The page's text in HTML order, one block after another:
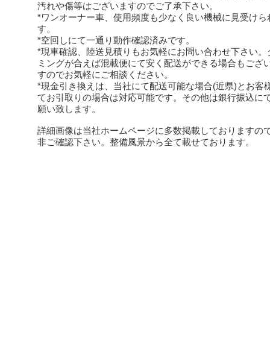
汚れや傷等はございますのでご了承下さい。
*ワンオーナー車、使用頻度も少なく良い機械に見受けら
す。
*空回しにて一通り動作確認済みです。
*現車確認、陸送見積りもお気軽にお問い合わせ下さい。
ミングが合えば混載便にて安く配送ができる場合もござ
すのでお気軽にご相談ください。
*現金引き換えは、当社にて配送可能な場合(近県)とお客
てお引取りの場合は対応可能です。その他は銀行振込に
願い致します。
詳細画像は当社ホームページに多数掲載しておりますの
非ご確認下さい。整備風景から全て載せております。